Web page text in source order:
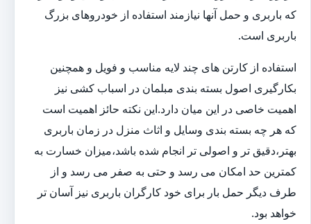
که باربری و حمل آنها نیازمند استفاده از خودروهای بزرگ
باربری است.
استفاده از کارتن های چند لایه مناسب و فویل و همچنین
بکارگیری اصول بسته بندی مبلمان در اسباب کشی نیز
اهمیت خاصی در این میان دارد.این نکته حائز اهمیت است
که هر چه بسته بندی وسایل و اثاث منزل در زمان باربری
بهتر،دقیق تر و اصولی تر انجام شده باشد،میزان خسارت به
کمترین حد امکان می رسد و حتی به صفر می رسد و از
طرف دیگر حمل بار برای خود کارگران باربری نیز آسان تر
خواهد بود.